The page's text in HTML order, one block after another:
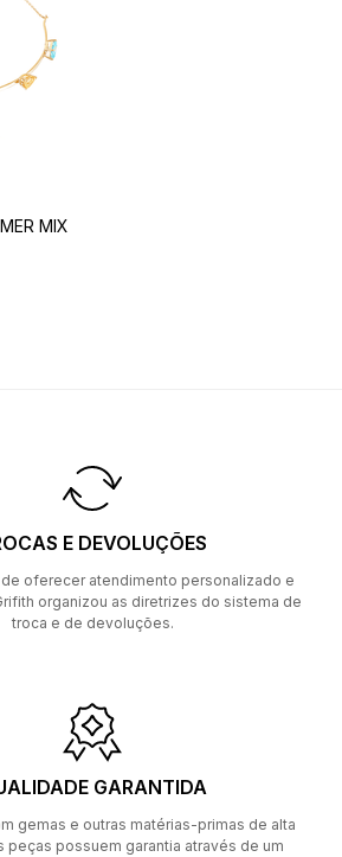
MIX
E DEVOLUÇÕES
oferecer atendimento personalizado e
organizou as diretrizes do sistema de
troca e de devoluções.
GARANTIDA
gemas e outras matérias-primas de alta
peças possuem garantia através de um